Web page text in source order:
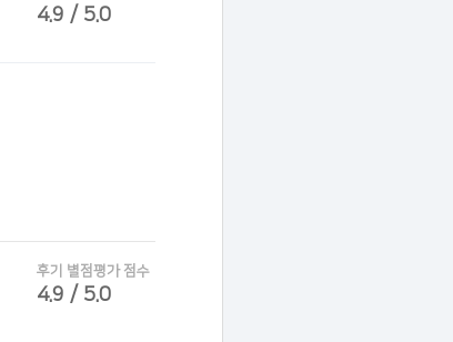
4.9 / 5.0
후기 별점평가 점수
4.9 / 5.0